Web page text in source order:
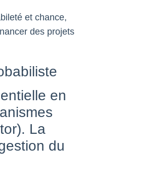
et chance,
des projets
en
La
du